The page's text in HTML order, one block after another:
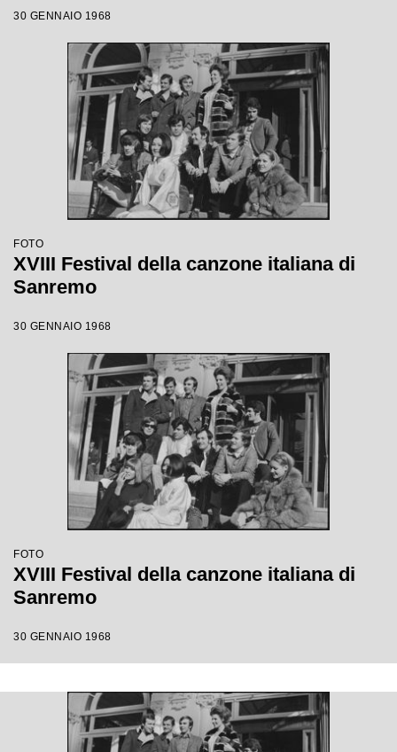
30 GENNAIO 1968
FOTO
XVIII Festival della canzone italiana di
Sanremo
30 GENNAIO 1968
FOTO
XVIII Festival della canzone italiana di
Sanremo
30 GENNAIO 1968